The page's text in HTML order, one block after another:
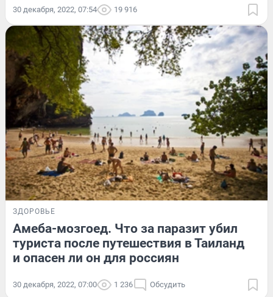
30 декабря, 2022, 07:54 19 916
ЗДОРОВЬЕ
Амеба-мозгоед. Что за паразит убил
туриста после путешествия в Таиланд
и опасен ли он для россиян
30 декабря, 2022, 07:00 1 236 Обсудить